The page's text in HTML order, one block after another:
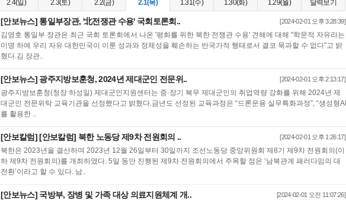
2.4(일) 2.3(토) 2.2(금) 2.1(목) 1.31(수) 1.30(화) 1.29(월) 달력보기
[안보뉴스] 통일부장관, '北전쟁관 수용' 국회토론회.. [2024-02-01 오후 3:28:39]
김영호 통일부 장관은 최근 국회 토론회에서 나온 '평화를 위한 북한 전쟁관 수용' 견해에 대해 "학문적 자유라는
미명 하에 우리 자유 대한민국이 이룬 성과와 정체성을 훼손하는 반국가적 행태로서 결코 묵과할 수 없다"고 밝
혔다.김 장관..
[안보뉴스] 광주지방보훈청, 2024년 제대군인 전문위.. [2024-02-01 오후 2:13:17]
광주지방보훈청(청장 하성일) 제대군인지원센터는 중·장기 복무 제대군인의 취업역량 강화를 위해 2024년 제
대군인 전문위탁 교육기관을 선정했다고 밝혔다.금년도 선정된 교육과정은 “드론운용 실무특화과정”, “생성형AI
를 활용한 ..
[안보칼럼] [안보칼럼] 북한 노동당 제9차 전원회의 .. [2024-02-01 오후 1:26:17]
북한은 2023년을 결산하며 2023년 12월 26일부터 30일까지 조선노동당 중앙위원회 제8기 제9차 전원회의(이
하 제9차 전원회의)를 개최하였다. 5일 동안 진행된 제9차 전원회의에서 주목할 점은 ‘남북관계 패러다임의 대
전환’이라고 할 수 있다. 남..
[안보뉴스] 국방부, 장병 및 가족 대상 의료지원체계 개.. [2024-02-01 오전 11:07:26]